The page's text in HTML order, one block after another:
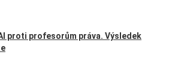
proti profesorům práva. Výsledek